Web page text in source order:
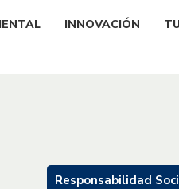
INNOVACIÓN
Responsabilidad